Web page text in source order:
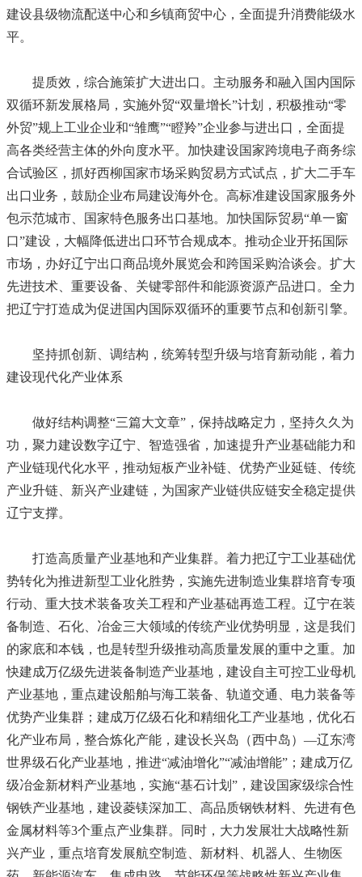
建设县级物流配送中心和乡镇商贸中心，全面提升消费能级水
平。
提质效，综合施策扩大进出口。主动服务和融入国内国际
双循环新发展格局，实施外贸“双量增长”计划，积极推动“零
外贸”规上工业企业和“雏鹰”“瞪羚”企业参与进出口，全面提
高各类经营主体的外向度水平。加快建设国家跨境电子商务综
合试验区，抓好西柳国家市场采购贸易方式试点，扩大二手车
出口业务，鼓励企业布局建设海外仓。高标准建设国家服务外
包示范城市、国家特色服务出口基地。加快国际贸易“单一窗
口”建设，大幅降低进出口环节合规成本。推动企业开拓国际
市场，办好辽宁出口商品境外展览会和跨国采购洽谈会。扩大
先进技术、重要设备、关键零部件和能源资源产品进口。全力
把辽宁打造成为促进国内国际双循环的重要节点和创新引擎。
坚持抓创新、调结构，统筹转型升级与培育新动能，着力
建设现代化产业体系
做好结构调整“三篇大文章”，保持战略定力，坚持久久为
功，聚力建设数字辽宁、智造强省，加速提升产业基础能力和
产业链现代化水平，推动短板产业补链、优势产业延链、传统
产业升链、新兴产业建链，为国家产业链供应链安全稳定提供
辽宁支撑。
打造高质量产业基地和产业集群。着力把辽宁工业基础优
势转化为推进新型工业化胜势，实施先进制造业集群培育专项
行动、重大技术装备攻关工程和产业基础再造工程。辽宁在装
备制造、石化、冶金三大领域的传统产业优势明显，这是我们
的家底和本钱，也是转型升级推动高质量发展的重中之重。加
快建成万亿级先进装备制造产业基地，建设自主可控工业母机
产业基地，重点建设船舶与海工装备、轨道交通、电力装备等
优势产业集群；建成万亿级石化和精细化工产业基地，优化石
化产业布局，整合炼化产能，建设长兴岛（西中岛）—辽东湾
世界级石化产业基地，推进“减油增化”“减油增能”；建成万亿
级冶金新材料产业基地，实施“基石计划”，建设国家级综合性
钢铁产业基地，建设菱镁深加工、高品质钢铁材料、先进有色
金属材料等3个重点产业集群。同时，大力发展壮大战略性新
兴产业，重点培育发展航空制造、新材料、机器人、生物医